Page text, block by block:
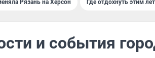
Рязань на Херсон Где отдохнуть этим
и события